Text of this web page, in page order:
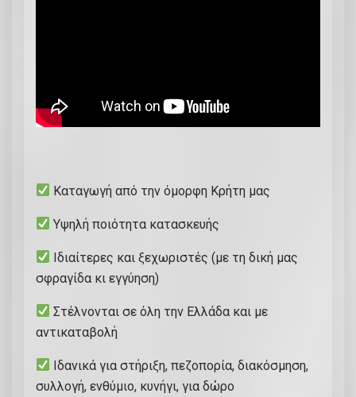
Καταγωγή από την όμορφη Κρήτη μας
Υψηλή ποιότητα κατασκευής
Ιδιαίτερες και ξεχωριστές (με τη δική μας
σφραγίδα κι εγγύηση)
Στέλνονται σε όλη την Ελλάδα και με
αντικαταβολή
Ιδανικά για στήριξη, πεζοπορία, διακόσμηση,
συλλογή, ενθύμιο, κυνήγι, για δώρο